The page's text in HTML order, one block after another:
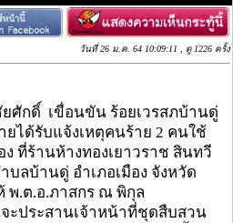
วันที่ 26 ม.ค. 64 10:09:11 , ดู 1226 ครั้ง
ยศักดิ์ เขื่อนขัน ร้อยเวรสภบ้านดู่
ยได้รับแจ้งเหตุคนร้าย 2 คนใช้
ที่ร้านห้างทองเยาวราช สินทวี
ลบ้านดู่ อำเภอเมือง จังหวัด
พ.ต.อ.ภาสกร ณ พิกุล
ะประสานเจ้าหน้าที่ชุดสืบสวน